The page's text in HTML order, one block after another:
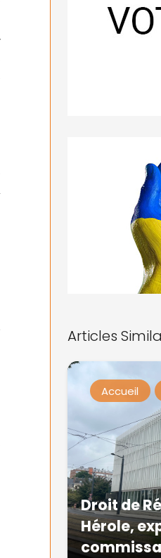
Articles
Accueil
Droit de
Hérole,